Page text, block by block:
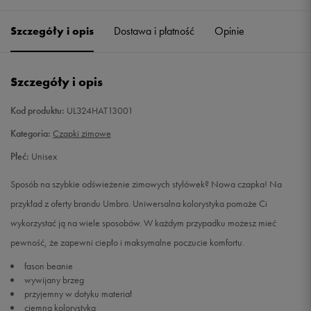
Szczegóły i opis Dostawa i płatność Opinie
Szczegóły i opis
Kod produktu: UL324HAT13001
Kategoria: Czapki zimowe
Płeć: Unisex
Sposób na szybkie odświeżenie zimowych stylówek? Nowa czapka! Na
przykład z oferty brandu Umbro. Uniwersalna kolorystyka pomoże Ci
wykorzystać ją na wiele sposobów. W każdym przypadku możesz mieć
pewność, że zapewni ciepło i maksymalne poczucie komfortu.
fason beanie
wywijany brzeg
przyjemny w dotyku materiał
ciemna kolorystyka